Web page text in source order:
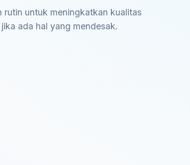
rutin untuk meningkatkan kualitas
ada hal yang mendesak.